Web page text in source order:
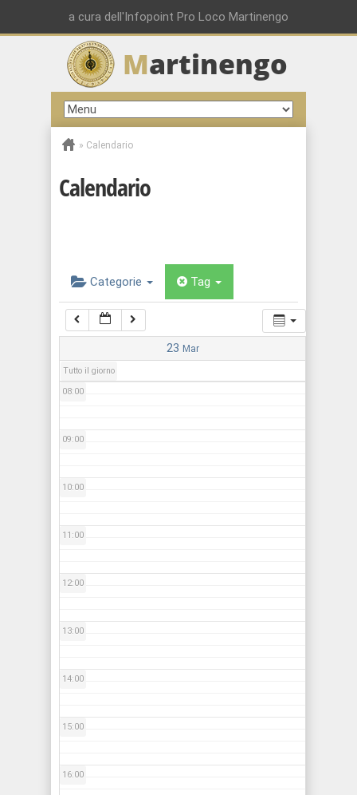
a cura dell'Infopoint Pro Loco Martinengo
Martinengo
» Calendario
Calendario
Categorie Tag
23 Mar
Tutto il giorno
01:00
02:00
03:00
04:00
08:00
09:00
10:00
11:00
12:00
13:00
14:00
15:00
16:00